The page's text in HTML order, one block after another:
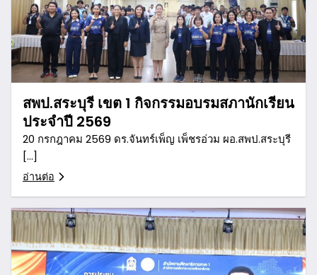
สพป.สระบุรี เขต 1 กิจกรรมอบรมสภานักเรียน
ประจำปี 2569
20 กรกฎาคม 2569 ดร.จันทร์เพ็ญ เพ็ชรอ่วม ผอ.สพป.สระบุรี
[…]
อ่านต่อ